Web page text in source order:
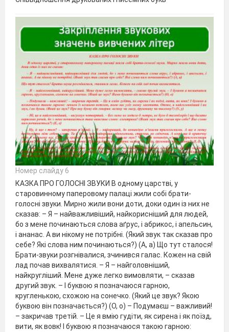
Номер слайду 6
КАЗКА ПРО ГОЛОСНІ ЗВУКИ В одному царстві, у
старовинному паперовому палаці жили собі брати-
голосні звуки. Мирно жили вони доти, доки один із них не
сказав: – Я – найважливіший, найкорисніший для людей,
бо з мене починаються слова аґрус, і абрикос, і апельсин,
і ананас. А ви нікому не потрібні. (Який звук так сказав про
себе? Які слова ним починаються?) (А, а) Що тут сталося!
Брати-звуки розгнівалися, зчинився галас. Кожен на свій
лад почав вихвалятися. – Я – найголовніший,
найкругліший. Мене дуже легко вимовляти, – сказав
другий звук. – І буквою я позначаюся гарною,
кругленькою, схожою на сонечко. (Який це звук? Якою
буквою він позначається?) (О, о) – Подумаєш – важливий!
– закричав третій. – Це я вмію гудіти, як сирена і як поїзд,
вити, як вовк! І буквою я позначаюся такою гарною: